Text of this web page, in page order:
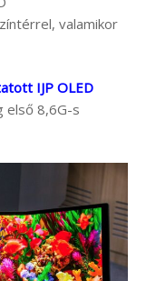
valamikor
IJP OLED
első 8,6G-s